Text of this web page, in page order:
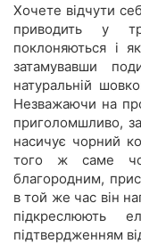
Хочете відчути
приводить у
поклоняються і
затамувавши
натуральній
Незважаючи на
приголомшливо,
насичує чорний
того ж саме
благородним,
в той же час він
підкреслюють
підтвердженням